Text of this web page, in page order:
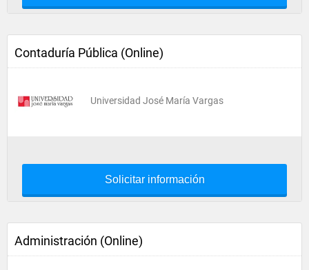
Contaduría Pública (Online)
Universidad José María Vargas
Solicitar información
Administración (Online)